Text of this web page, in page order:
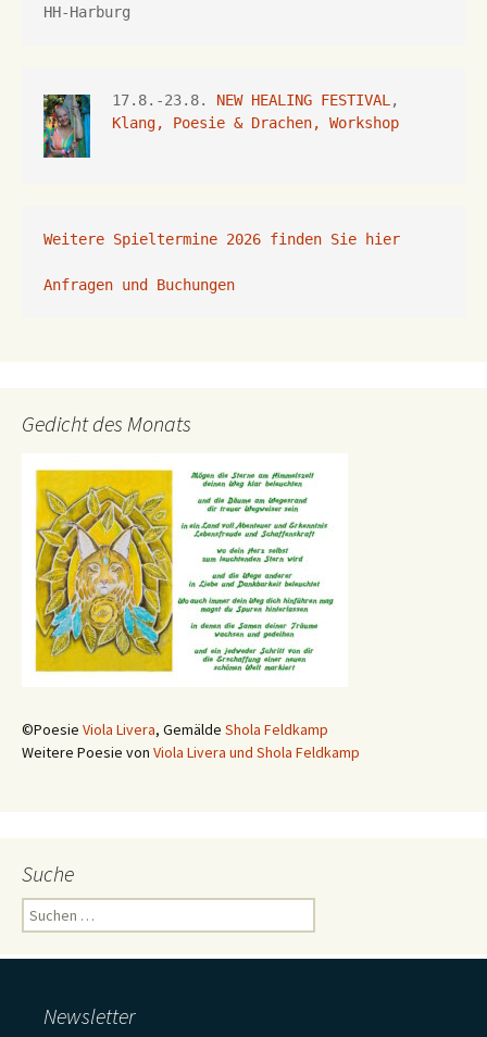
HH-Harburg
17.8.-23.8. NEW HEALING FESTIVAL
Klang, Poesie & Drachen, Workshop
Weitere Spieltermine 2026 finden Sie hier
Anfragen und Buchungen
Gedicht des Monats
©Poesie Viola Livera, Gemälde Shola Feldkamp
Weitere Poesie von Viola Livera und Shola Feldkamp
Suche
Suchen
nach:
Newsletter